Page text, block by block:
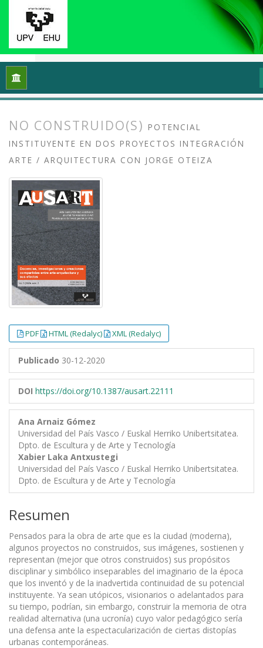
Inicio Vol. 8 Núm. 2 (2020): Docencias,
NO CONSTRUIDO(S) POTENCIAL
INSTITUYENTE EN DOS PROYECTOS INTEGRACIÓN
ARTE / ARQUITECTURA CON JORGE OTEIZA
PDF HTML (Redalyc) XML (Redalyc)
Publicado 30-12-2020
DOI https://doi.org/10.1387/ausart.22111
Ana Arnaiz Gómez
Universidad del País Vasco / Euskal Herriko Unibertsitatea.
Dpto. de Escultura y de Arte y Tecnología
Xabier Laka Antxustegi
Universidad del País Vasco / Euskal Herriko Unibertsitatea.
Dpto. de Escultura y de Arte y Tecnología
Resumen
Pensados para la obra de arte que es la ciudad (moderna),
algunos proyectos no construidos, sus imágenes, sostienen y
representan (mejor que otros construidos) sus propósitos
disciplinar y simbólico inseparables del imaginario de la época
que los inventó y de la inadvertida continuidad de su potencial
instituyente. Ya sean utópicos, visionarios o adelantados para
su tiempo, podrían, sin embargo, construir la memoria de otra
realidad alternativa (una ucronía) cuyo valor pedagógico sería
una defensa ante la espectacularización de ciertas distopías
urbanas contemporáneas.